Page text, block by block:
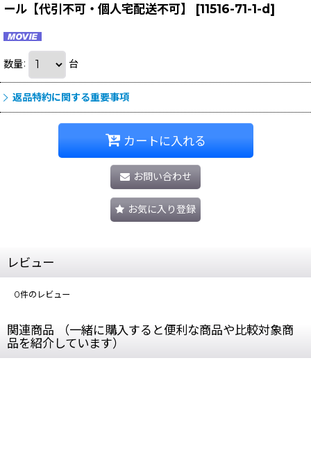
ール【代引不可・個人宅配送不可】
[11516-71-1-d]
数量: 台
返品特約に関する重要事項
カートに入れる
お問い合わせ
お気に入り登録
レビュー
0件のレビュー
関連商品 （一緒に購入すると便利な商品や比較対象商
品を紹介しています）